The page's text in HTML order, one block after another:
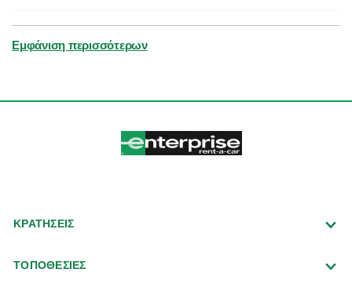
Μπορώ να τροποποιήσω, να παρατείνω ή να
ακυρώσω την κράτησή μου;
Εμφάνιση περισσότερων
ΚΡΑΤΗΣΕΙΣ
ΤΟΠΟΘΕΣΙΕΣ